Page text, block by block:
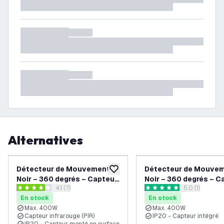
Alternatives
ajouter à la liste de souhaits
Détecteur de Mouvement –
Noir – 360 degrés – Capteur
jour / nuit – Portée 8 m
ouvrir le tiroir des avis
4.1 étoiles de notation
4.1 (7)
En stock
Max. 400W
Capteur infrarouge (PIR)
Détecteur de
Noir – 360 degrés –
jour / nuit – Portée 8
ouvrir le tiroir
5 étoiles de notation
5.0 (1)
En stock
Max. 400W
IP20 - Capteur intégré